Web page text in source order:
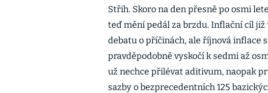
Střih. Skoro na den přesně po osmi
teď mění pedál za brzdu. Inflační cíl
debatu o příčinách, ale říjnová inflace
pravděpodobně vyskočí k sedmi až
už nechce přilévat aditivum, naopak
sazby o bezprecedentních 125